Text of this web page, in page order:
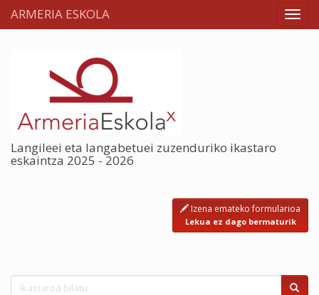
ARMERIA ESKOLA
Langileei eta langabetuei zuzenduriko ikastaro
eskaintza 2025 - 2026
Izena emateko formularioa
Lekua ez dago bermaturik